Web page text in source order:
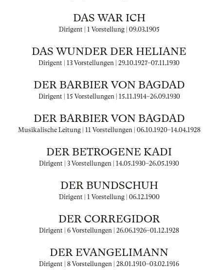
DAS WAR ICH
Dirigent | 1 Vorstellung | 09.03.1905
DAS WUNDER DER HELIANE
Dirigent | 13 Vorstellungen | 29.10.1927–07.11.1930
DER BARBIER VON BAGDAD
Dirigent | 15 Vorstellungen | 15.11.1914–26.09.1930
DER BARBIER VON BAGDAD
Musikalische Leitung | 11 Vorstellungen | 06.10.1920–14.04.1928
DER BETROGENE KADI
Dirigent | 3 Vorstellungen | 14.05.1930–26.05.1930
DER BUNDSCHUH
Dirigent | 1 Vorstellung | 06.12.1900
DER CORREGIDOR
Dirigent | 6 Vorstellungen | 26.06.1926–01.12.1928
DER EVANGELIMANN
Dirigent | 8 Vorstellungen | 28.01.1910–03.02.1916